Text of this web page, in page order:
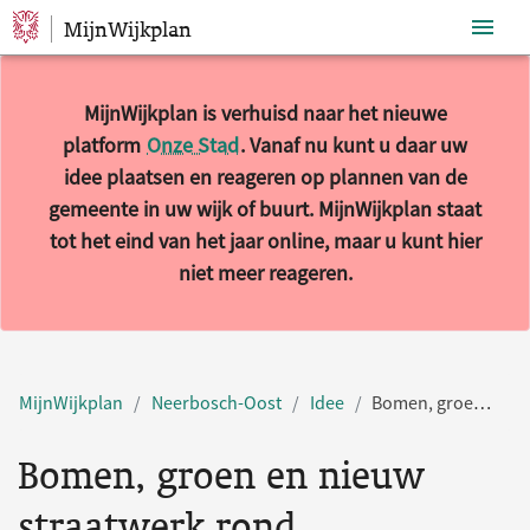
Sla navigatie over
MijnWijkplan
MijnWijkplan is verhuisd naar het nieuwe
platform Onze Stad. Vanaf nu kunt u daar uw
idee plaatsen en reageren op plannen van de
gemeente in uw wijk of buurt. MijnWijkplan staat
tot het eind van het jaar online, maar u kunt hier
niet meer reageren.
MijnWijkplan Neerbosch-Oost Idee Bomen, groen en nieuw straatwerk rond winkelcentrum de Notenhout
Bomen, groen en nieuw